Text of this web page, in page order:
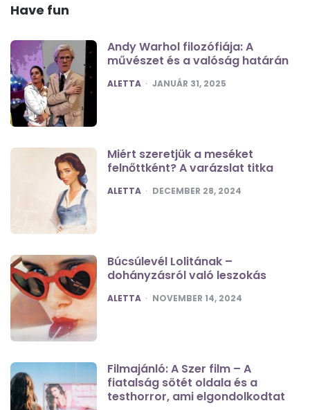
Have fun
Andy Warhol filozófiája: A
művészet és a valóság határán
POSTED
ALETTA JANUÁR 31, 2025
Miért szeretjük a meséket
felnőttként? A varázslat titka
POSTED
ALETTA DECEMBER 28, 2024
Búcsúlevél Lolitának –
dohányzásról való leszokás
POSTED
ALETTA NOVEMBER 14, 2024
Filmajánló: A Szer film – A
fiatalság sötét oldala és a
testhorror, ami elgondolkodtat